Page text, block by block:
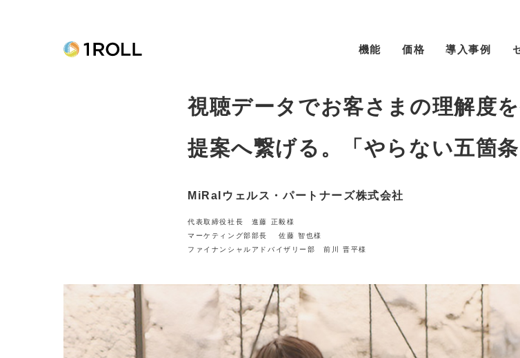
機能 価格 導入事例
視聴データでお客さまの理解度
提案へ繋げる。「やらない五箇
MiRaIウェルス・パートナーズ株式会社
代表取締役社長 進藤 正毅様
マーケティング部部長 佐藤 智也様
ファイナンシャルアドバイザリー部 前川 晋平様